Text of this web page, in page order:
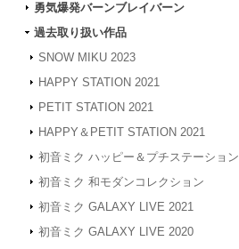
勇気爆発バーンブレイバーン
過去取り扱い作品
SNOW MIKU 2023
HAPPY STATION 2021
PETIT STATION 2021
HAPPY＆PETIT STATION 2021
初音ミク ハッピー＆プチステーション
初音ミク 和モダンコレクション
初音ミク GALAXY LIVE 2021
初音ミク GALAXY LIVE 2020